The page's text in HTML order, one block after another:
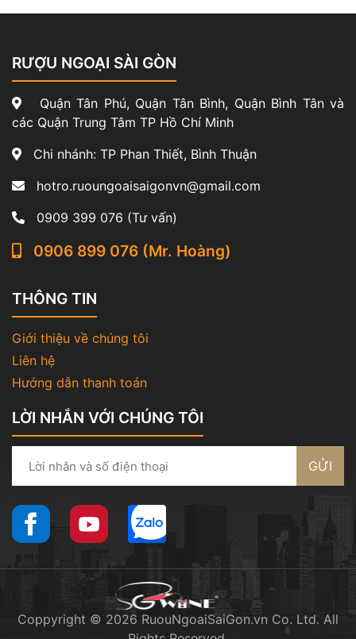
RƯỢU NGOẠI SÀI GÒN
Quận Tân Phú, Quận Tân Bình, Quận Bình Tân và
các Quận Trung Tâm TP Hồ Chí Minh
Chi nhánh: TP Phan Thiết, Bình Thuận
hotro.ruoungoaisaigonvn@gmail.com
0909 399 076 (Tư vấn)
0906 899 076 (Mr. Hoàng)
THÔNG TIN
Giới thiệu về chúng tôi
Liên hệ
Hướng dẫn thanh toán
LỜI NHẮN VỚI CHÚNG TÔI
GỬI
Coppyright © 2026 RuouNgoaiSaiGon.vn Co. Ltd. All